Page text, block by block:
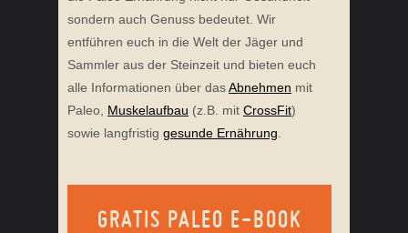
sondern auch Genuss bedeutet. Wir
entführen euch in die Welt der Jäger und
Sammler aus der Steinzeit und bieten euch
alle Informationen über dasAbnehmen mit
Paleo, Muskelaufbau (z.B. mit CrossFit)
sowie langfristig gesunde Ernährung
GRATIS PALEO E-BOOK